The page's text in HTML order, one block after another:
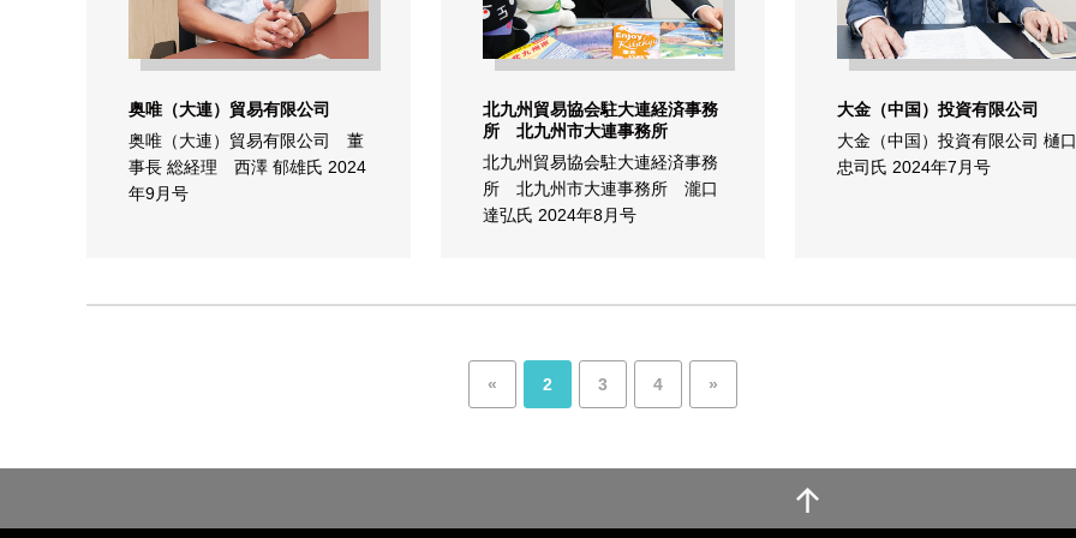
奥唯（大連）貿易有限公司
奥唯（大連）貿易有限公司 董
事長 総経理 西澤 郁雄氏 2024
年9月号
北九州貿易協会駐大連経済事務
所 北九州市大連事務所
北九州貿易協会駐大連経済事務
所 北九州市大連事務所 瀧口
達弘氏 2024年8月号
大金（中国）投資有限公司
大金（中国）投資有限公司 樋口
忠司氏 2024年7月号
« 2 3 4 »